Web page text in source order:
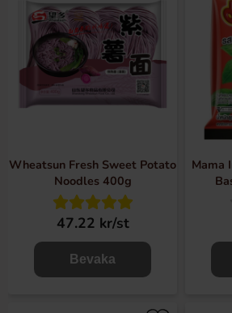
Wheatsun Fresh Sweet Potato
Noodles 400g
47.22 kr/st
Bevaka
Mama